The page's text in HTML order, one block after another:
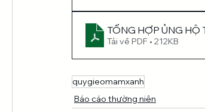
TỔNG HỢP ỦNG HỘ
Tải về PDF • 212KB
quygieomamxanh
Báo cáo thường niên